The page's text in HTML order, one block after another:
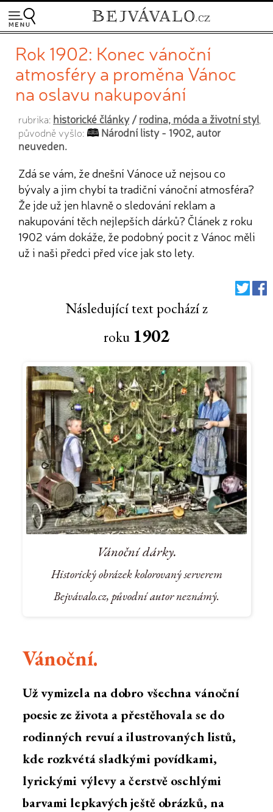
Rok 1902: Konec vánoční
atmosféry a proměna Vánoc
na oslavu nakupování
rubrika: historické články/rodina, móda a životní styl
původně vyšlo:
Národní listy - 1902, autor
neuveden.
Zdá se vám, že dnešní Vánoce už nejsou co
bývaly a jim chybí ta tradiční vánoční atmosféra?
Že jde už jen hlavně o sledování reklam a
nakupování těch nejlepších dárků? Článek z roku
1902 vám dokáže, že podobný pocit z Vánoc měli
už i naši předci před více jak sto lety.
Následující text pochází z
roku 1902
Vánoční dárky.
Historický obrázek kolorovaný serverem
Bejvávalo.cz, původní autor neznámý.
Vánoční.
Už vymizela na dobro všechna vánoční
poesie ze života a přestěhovala se do
rodinných revuí a ilustrovaných listů,
kde rozkvétá sladkými povídkami,
lyrickými výlevy a čerstvě oschlými
barvami lepkavých ještě obrázků, na